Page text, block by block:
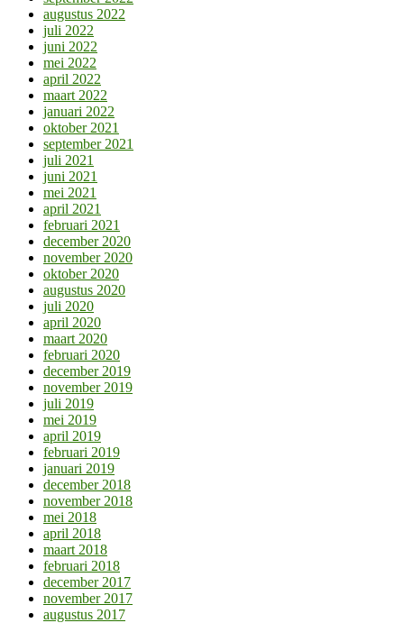
augustus 2022
juli 2022
juni 2022
mei 2022
april 2022
maart 2022
januari 2022
oktober 2021
september 2021
juli 2021
juni 2021
mei 2021
april 2021
februari 2021
december 2020
november 2020
oktober 2020
augustus 2020
juli 2020
april 2020
maart 2020
februari 2020
december 2019
november 2019
juli 2019
mei 2019
april 2019
februari 2019
januari 2019
december 2018
november 2018
mei 2018
april 2018
maart 2018
februari 2018
december 2017
november 2017
augustus 2017